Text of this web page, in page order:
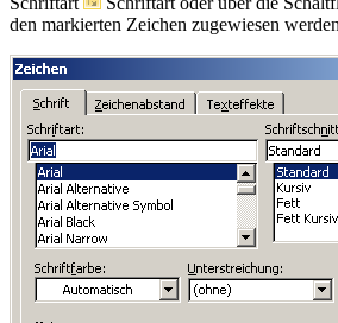
den markierten Zeichen zugewiesen